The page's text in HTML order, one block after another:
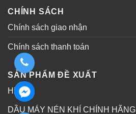
CHÍNH SÁCH
Chính sách giao nhận
Chính sách thanh toán
SẢN PHẨM ĐỀ XUẤT
Hitachi
DẦU MÁY NÉN KHÍ CHÍNH HÃNG